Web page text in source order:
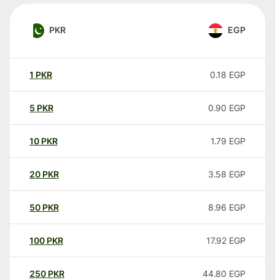
PKR EGP
1 PKR 0.18 EGP
5 PKR 0.90 EGP
10 PKR 1.79 EGP
20 PKR 3.58 EGP
50 PKR 8.96 EGP
100 PKR 17.92 EGP
250 PKR 44.80 EGP